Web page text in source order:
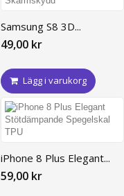
Samsung S8 3D...
49,00 kr
Lägg i varukorg
iPhone 8 Plus Elegant...
59,00 kr